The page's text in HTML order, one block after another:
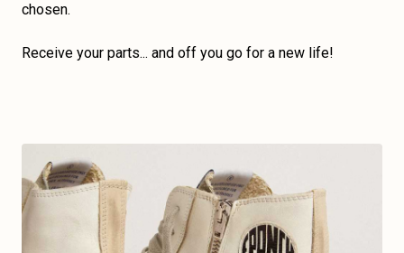
chosen.
Receive your parts... and off you go for a new life!